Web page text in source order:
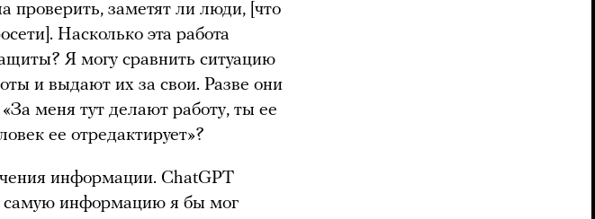
проверить, заметят ли люди, [что
Насколько эта работа
Я могу сравнить ситуацию
и выдают их за свои. Разве они
меня тут делают работу, ты ее
ее отредактирует»?
информации. ChatGPT
самую информацию я бы мог